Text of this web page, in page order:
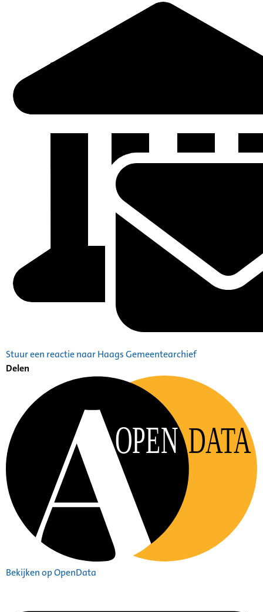
Stuur een reactie naar Haags Gemeentearchief
Delen
OPEN DATA
Bekijken op OpenData